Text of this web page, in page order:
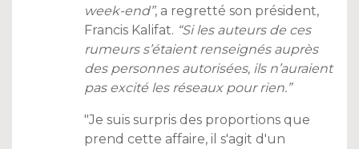
week-end”, a regretté son président,
Francis Kalifat. “Si les auteurs de ces
rumeurs s’étaient renseignés auprès
des personnes autorisées, ils n’auraient
pas excité les réseaux pour rien.”
"Je suis surpris des proportions que
prend cette affaire, il s'agit d'un